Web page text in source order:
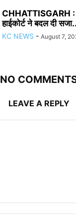
CHHATTISGARH :
हाईकोर्ट ने बदल दी
KC NEWS - August 7,
NO
LEAVE A REPLY